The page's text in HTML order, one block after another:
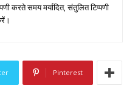
करते समय मर्यादित, संतुलित टिप्पणी
Pinterest